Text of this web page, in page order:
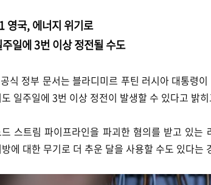
영국, 에너지 위기로
주일에 3번 이상정전될 수도
공식 정부 문서는 블라디미르 푸틴 러시아 대통령
일주일에 3번 이상 정전이 발생할 수 있다고 밝
스트림 파이프라인을 파괴한 혐의를 받고 있는
에 대한 무기로 더 추운 달을 사용할 수도 있다는